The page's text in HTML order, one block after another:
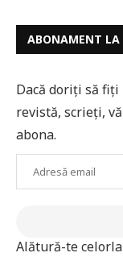
ABONAMENT
Dacă doriți să
revistă, scrieți,
abona.
Adresă
Alătură-te